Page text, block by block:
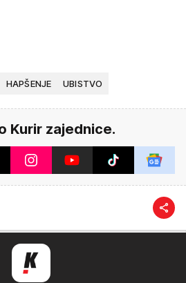
HAPŠENJE UBISTVO
Kurir zajednice.